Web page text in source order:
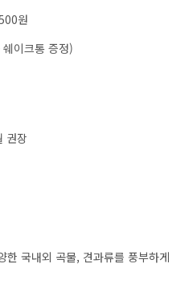
원
이크통 증정)
권장
한 국내외 곡물, 견과류를 풍부하게